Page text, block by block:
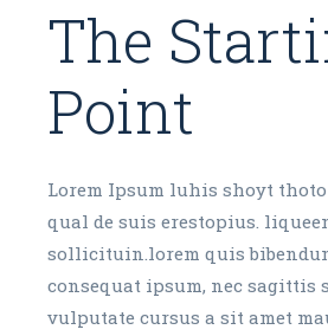
The
Point
Lorem Ipsum luhis shoyt
qual de suis erestopius.
sollicituin.lorem quis
consequat ipsum, nec sagittis
vulputate cursus a sit amet